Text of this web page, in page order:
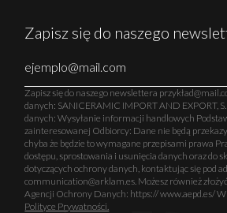
Zapisz się do naszego
Zapisz się do naszego newslettera
danych: SANICERAMIC IMPORT AND EXPORT,
danych: Wysyłanie informacji handlowych
zainteresowanej Odbiorcy: Dane nie będą
chyba że będzie to wymagane przepisami prawa
dostępu, sprostowania i usunięcia danych oraz do
dotyczących ochrony danych, kontaktując się pod
communication@arklam.es. Możesz również
Agencji Ochrony Danych: https:// www.aepd.es/
Polityce Prywatności.